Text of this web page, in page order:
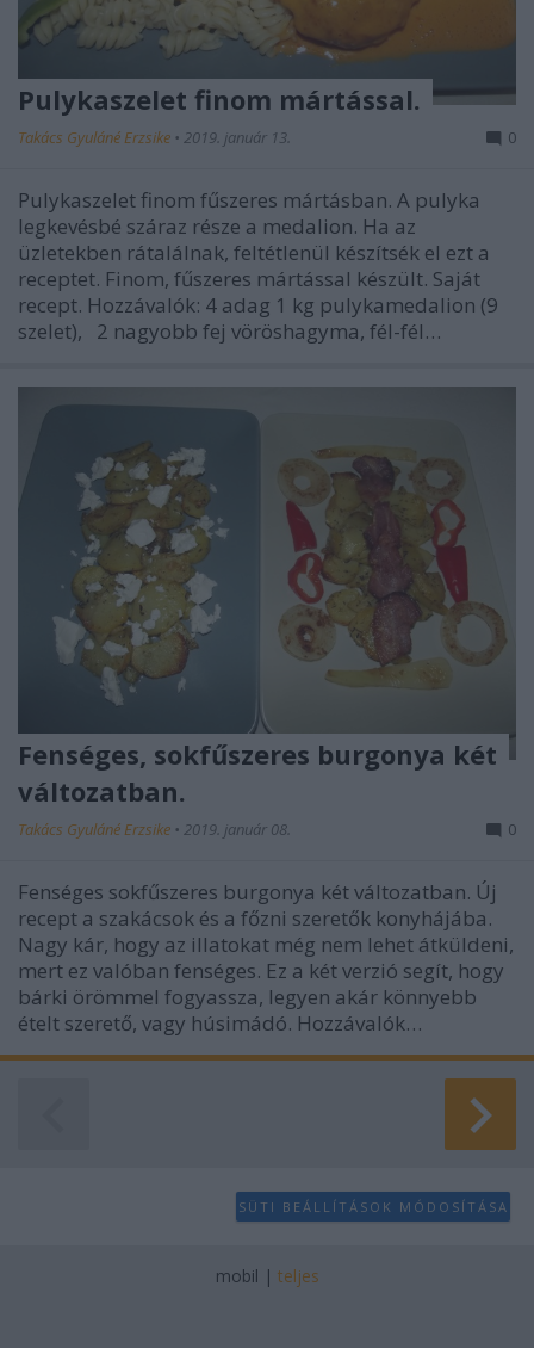
Pulykaszelet finom mártással.
Takács Gyuláné Erzsike • 2019. január 13. 0
Pulykaszelet finom fűszeres mártásban. A pulyka
legkevésbé száraz része a medalion. Ha az
üzletekben rátalálnak, feltétlenül készítsék el ezt a
receptet. Finom, fűszeres mártással készült. Saját
recept. Hozzávalók: 4 adag 1 kg pulykamedalion (9
szelet), 2 nagyobb fej vöröshagyma, fél-fél…
Fenséges, sokfűszeres burgonya két
változatban.
Takács Gyuláné Erzsike • 2019. január 08. 0
Fenséges sokfűszeres burgonya két változatban. Új
recept a szakácsok és a főzni szeretők konyhájába.
Nagy kár, hogy az illatokat még nem lehet átküldeni,
mert ez valóban fenséges. Ez a két verzió segít, hogy
bárki örömmel fogyassza, legyen akár könnyebb
ételt szerető, vagy húsimádó. Hozzávalók…
SÜTI BEÁLLÍTÁSOK MÓDOSÍTÁSA
mobil | teljes